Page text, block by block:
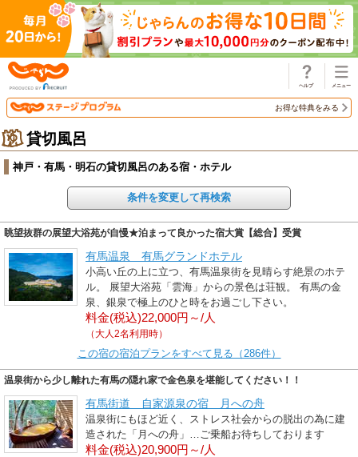
お得な特典をみる
貸切風呂
神戸・有馬・明石の貸切風呂のある宿・ホテル
条件を変更して再検索
眺望抜群の展望大浴苑が自慢★泊まって良かった宿大賞【総合】受賞
有馬温泉 有馬グランドホテル
小高い丘の上に立つ、有馬温泉街を見晴らす絶景のホテ
ル。 展望大浴苑「雲海」からの景色は荘観。 有馬の金
泉、銀泉で極上のひと時をお過ごし下さい。
料金(税込)22,000円～/人
（大人2名利用時）
この宿の宿泊プランをすべて見る（286件）
温泉街から少し離れた有馬の隠れ家で金色泉を堪能してください！！
有馬街道 自家源泉の宿 月への舟
温泉街にもほど近く、ストレス社会からの脱出の為に建
造された「月への舟」…ご乗船お待ちしております
料金(税込)20,900円～/人